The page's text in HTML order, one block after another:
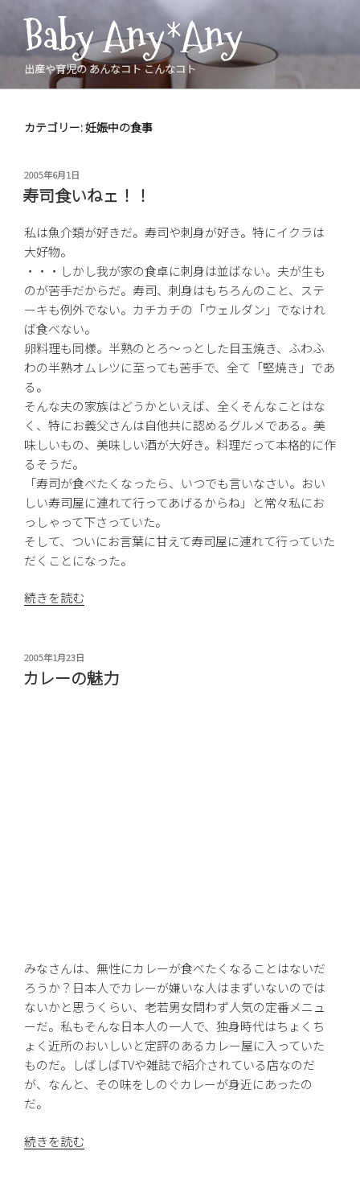
ツ
Baby Any*Any
出産や育児の あんなコト こんなコト
カテゴリー:妊娠中の食事
投
稿
日:
2005年6月1日
寿司食いねェ！！
私は魚介類が好きだ。寿司や刺身が好き。特にイクラは
大好物。
・・・しかし我が家の食卓に刺身は並ばない。夫が生も
のが苦手だからだ。寿司、刺身はもちろんのこと、ステ
ーキも例外でない。カチカチの「ウェルダン」でなけれ
ば食べない。
卵料理も同様。半熟のとろ〜っとした目玉焼き、ふわふ
わの半熟オムレツに至っても苦手で、全て「堅焼き」であ
る。
そんな夫の家族はどうかといえば、全くそんなことはな
く、特にお義父さんは自他共に認めるグルメである。美
味しいもの、美味しい酒が大好き。料理だって本格的に作
るそうだ。
「寿司が食べたくなったら、いつでも言いなさい。おい
しい寿司屋に連れて行ってあげるからね」と常々私にお
っしゃって下さっていた。
そして、ついにお言葉に甘えて寿司屋に連れて行っていた
だくことになった。
“寿
い
ね
続きを読む
投
稿
日:
2005年1月23日
カレーの魅力
みなさんは、無性にカレーが食べたくなることはないだ
ろうか？日本人でカレーが嫌いな人はまずいないのでは
ないかと思うくらい、老若男女問わず人気の定番メニュ
ーだ。私もそんな日本人の一人で、独身時代はちょくち
ょく近所のおいしいと定評のあるカレー屋に入っていた
ものだ。しばしばTVや雑誌で紹介されている店なのだ
が、なんと、その味をしのぐカレーが身近にあったの
だ。
“カ
続きを読む